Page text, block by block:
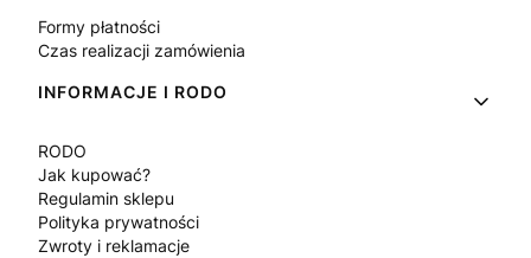
Formy płatności
Czas realizacji zamówienia
INFORMACJE I RODO
RODO
Jak kupować?
Regulamin sklepu
Polityka prywatności
Zwroty i reklamacje